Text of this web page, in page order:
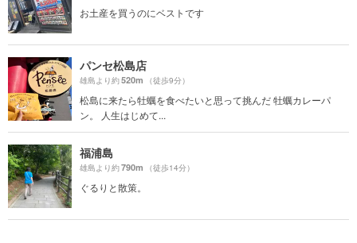
お土産を買うのにベストです
パンセ松島店
雄島より約520m （徒歩9分）
松島に来たら牡蠣を食べたいと思って挑んだ 牡蠣カレーパ
ン。 人生はじめて...
福浦島
雄島より約790m （徒歩14分）
ぐるりと散策。